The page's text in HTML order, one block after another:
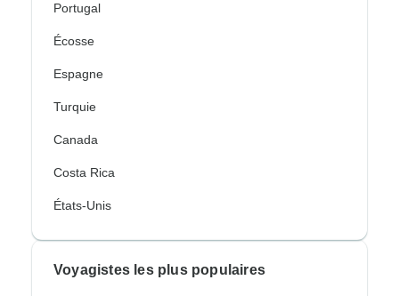
Portugal
Écosse
Espagne
Turquie
Canada
Costa Rica
États-Unis
Voyagistes les plus populaires